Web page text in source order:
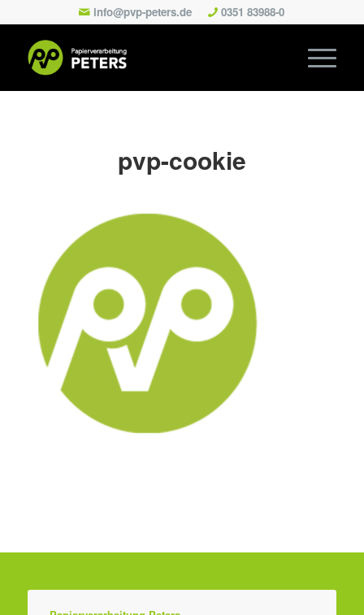
info@pvp-peters.de 0351 83988-0
pvp-cookie